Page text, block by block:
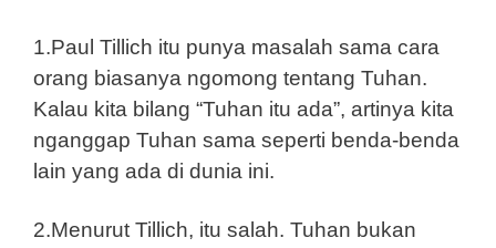
1.Paul Tillich itu punya masalah sama cara
orang biasanya ngomong tentang Tuhan.
Kalau kita bilang “Tuhan itu ada”, artinya kita
nganggap Tuhan sama seperti benda-benda
lain yang ada di dunia ini.
2.Menurut Tillich, itu salah. Tuhan bukan